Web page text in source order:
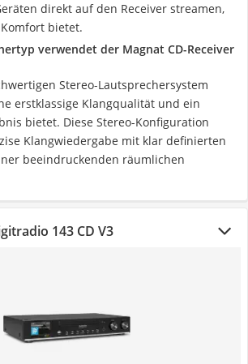
direkt auf den Receiver streamen,
bietet.
verwendet der Magnat CD-Receiver
Stereo-Lautsprechersystem
erstklassige Klangqualität und ein
bietet. Diese Stereo-Konfiguration
Klangwiedergabe mit klar definierten
beeindruckenden räumlichen
143 CD V3